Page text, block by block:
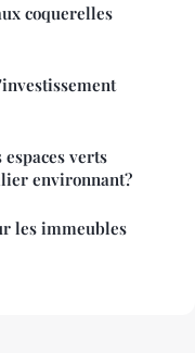
coquerelles
verts
environnant?
les immeubles